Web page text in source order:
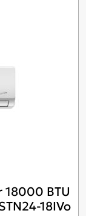
18000 BTU
18IVo